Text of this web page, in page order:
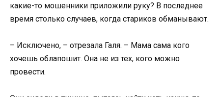
какие-то мошенники приложили руку? В последнее
время столько случаев, когда стариков обманывают.
– Исключено, – отрезала Галя. – Мама сама кого
хочешь облапошит. Она не из тех, кого можно
провести.